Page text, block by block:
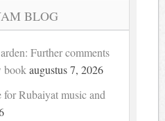
BLOG
Further comments
book augustus 7, 2026
Rubaiyat music and